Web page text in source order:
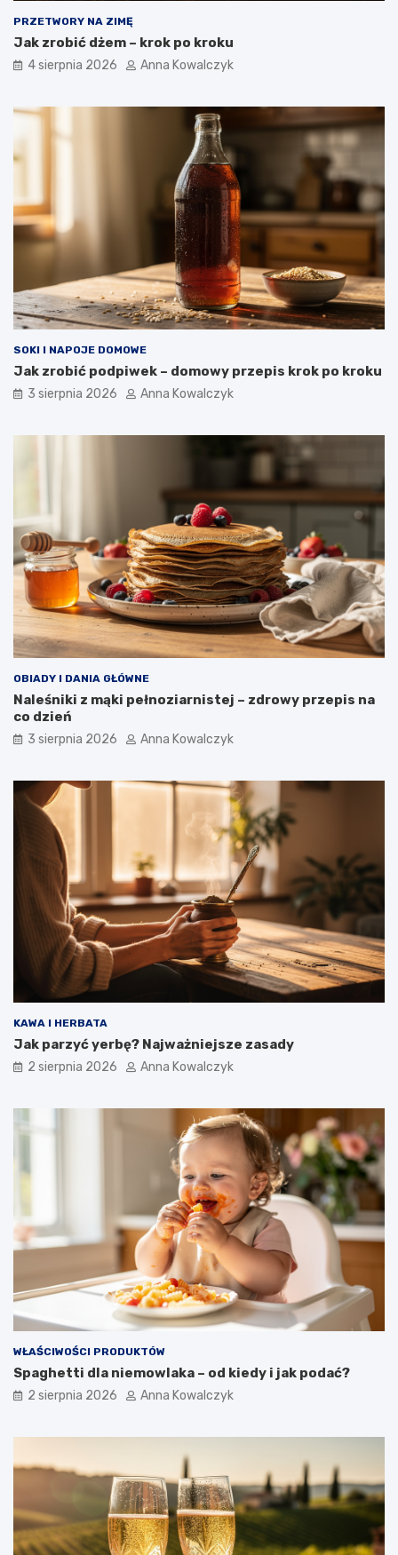
PRZETWORY NA ZIMĘ
Jak zrobić dżem – krok po kroku
4 sierpnia 2026 Anna Kowalczyk
SOKI I NAPOJE DOMOWE
Jak zrobić podpiwek – domowy przepis krok po kroku
3 sierpnia 2026 Anna Kowalczyk
OBIADY I DANIA GŁÓWNE
Naleśniki z mąki pełnoziarnistej – zdrowy przepis na
co dzień
3 sierpnia 2026 Anna Kowalczyk
KAWA I HERBATA
Jak parzyć yerbę? Najważniejsze zasady
2 sierpnia 2026 Anna Kowalczyk
WŁAŚCIWOŚCI PRODUKTÓW
Spaghetti dla niemowlaka – od kiedy i jak podać?
2 sierpnia 2026 Anna Kowalczyk